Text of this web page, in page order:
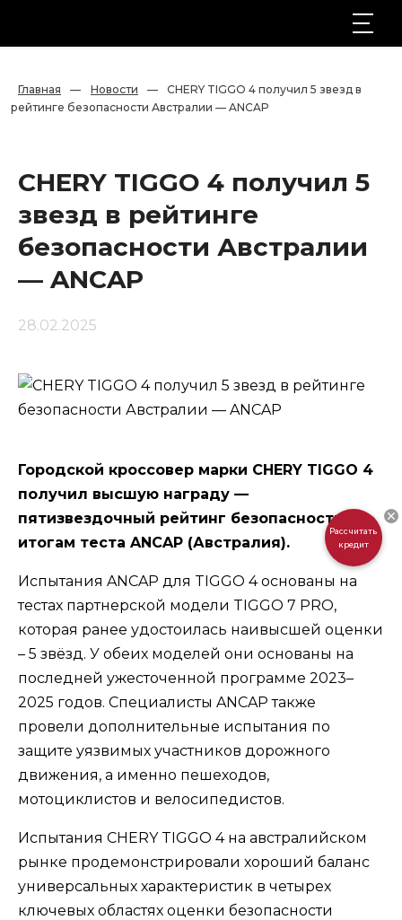
Главная — Новости —
CHERY TIGGO 4 получил 5 звезд в
рейтинге безопасности Австралии — ANCAP
CHERY TIGGO 4 получил 5
звезд в рейтинге
безопасности Австралии
— ANCAP
28.02.2025
Городской кроссовер марки CHERY TIGGO 4
получил высшую награду —
пятизвездочный рейтинг безопасности по
итогам теста ANCAP (Австралия).
Испытания ANCAP для TIGGO 4 основаны на
тестах партнерской модели TIGGO 7 PRO,
которая ранее удостоилась наивысшей оценки
– 5 звёзд. У обеих моделей они основаны на
последней ужесточенной программе 2023–
2025 годов. Специалисты ANCAP также
провели дополнительные испытания по
защите уязвимых участников дорожного
движения, а именно пешеходов,
мотоциклистов и велосипедистов.
Испытания CHERY TIGGO 4 на австралийском
рынке продемонстрировали хороший баланс
универсальных характеристик в четырех
ключевых областях оценки безопасности
Рассчитать
кредит